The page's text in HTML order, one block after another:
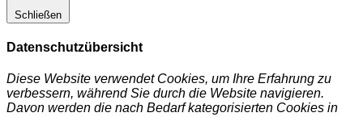
Schließen
Datenschutzübersicht
Diese Website verwendet Cookies, um Ihre Erfahrung zu
verbessern, während Sie durch die Website navigieren.
Davon werden die nach Bedarf kategorisierten Cookies in